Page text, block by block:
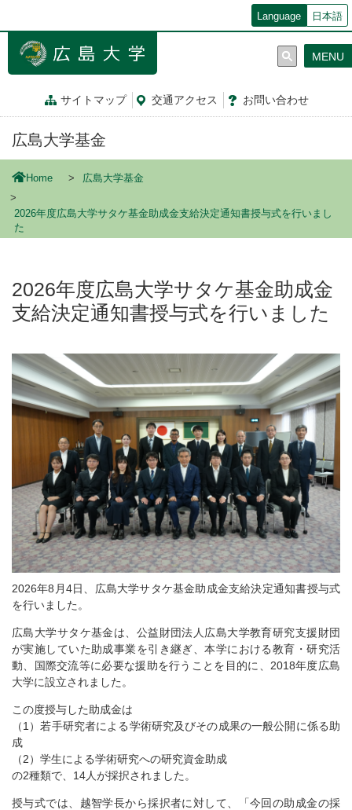
ン
Language 日本語
サイトマップ 交通アクセス お問い合わせ
MENU
広島大学基金
Home 広島大学基金
2026年度広島大学サタケ基金助成金支給決定通知書授与式を行いまし
た
2026年度広島大学サタケ基金助成金
支給決定通知書授与式を行いました
2026年8月4日、広島大学サタケ基金助成金支給決定通知書授与式
を行いました。
広島大学サタケ基金は、公益財団法人広島大学教育研究支援財団
が実施していた助成事業を引き継ぎ、本学における教育・研究活
動、国際交流等に必要な援助を行うことを目的に、2018年度広島
大学に設立されました。
この度授与した助成金は
（1）若手研究者による学術研究及びその成果の一般公開に係る助
成
（2）学生による学術研究への研究資金助成
の2種類で、14人が採択されました。
授与式では、越智学長から採択者に対して、「今回の助成金の採